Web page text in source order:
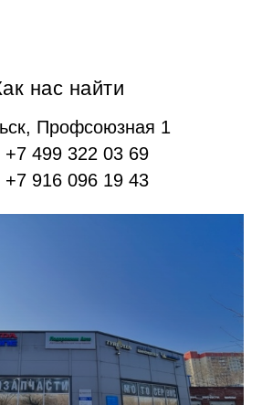
нас найти
Профсоюзная 1
+7 499 322 03 69
+7 916 096 19 43